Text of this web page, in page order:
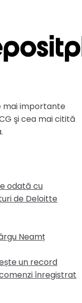
mai importante
şi cea mai citită
odată cu
de Deloitte
Neamț
un record
înregistrat